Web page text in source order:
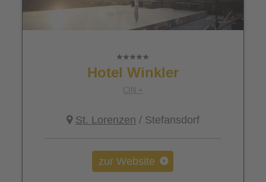
Hotel Winkler
CIN +
St. Lorenzen / Stefansdorf
zur Website